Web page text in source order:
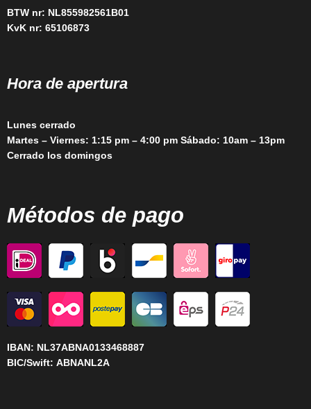
BTW nr: NL855982561B01
KvK nr: 65106873
Hora de apertura
Lunes cerrado
Martes – Viernes: 1:15 pm – 4:00 pm Sábado: 10am – 13pm
Cerrado los domingos
Métodos de pago
IBAN: NL37ABNA0133468887
BIC/Swift: ABNANL2A